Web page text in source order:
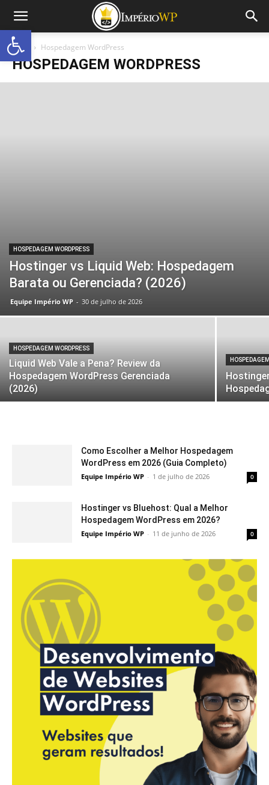
Início Hospedagem WordPress
HOSPEDAGEM WORDPRESS
HOSPEDAGEM WORDPRESS
Hostinger vs Liquid Web: Hospedagem
Barata ou Gerenciada? (2026)
Equipe Império WP - 30 de julho de 2026
HOSPEDAGEM WORDPRESS
Liquid Web Vale a Pena? Review da
Hospedagem WordPress Gerenciada
(2026)
Como Escolher a Melhor Hospedagem
WordPress em 2026 (Guia Completo)
Equipe Império WP - 1 de julho de 2026 0
Hostinger vs Bluehost: Qual a Melhor
Hospedagem WordPress em 2026?
Equipe Império WP - 11 de junho de 2026 0
Abrir a barra de ferramentas